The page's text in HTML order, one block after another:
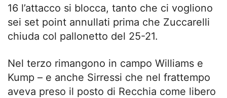
16 l’attacco si blocca, tanto che ci vogliono
sei set point annullati prima che Zuccarelli
chiuda col pallonetto del 25-21.
Nel terzo rimangono in campo Williams e
Kump – e anche Sirressi che nel frattempo
aveva preso il posto di Recchia come libero